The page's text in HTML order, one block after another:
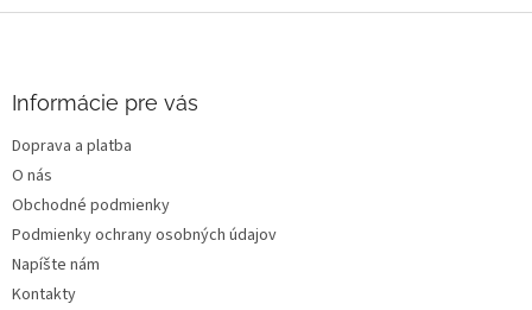
e
Informácie pre vás
Doprava a platba
O nás
Obchodné podmienky
Podmienky ochrany osobných údajov
Napíšte nám
Kontakty